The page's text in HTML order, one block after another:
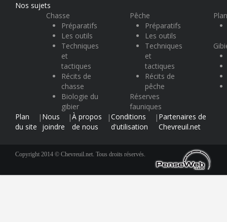
Nos sujets
Chasse
Préparatifs
Les outils
Techniques
et
tactiques
Récits de
chasse
Biologie du
gibier
Pêche
Préparatifs
Les outils
Techniques
et
tactiques
Récits de
pêche
Réserves
fauniques
Plan
du site
| Nous
joindre
|À propos
de nous
|Conditions
d'utilisation
| Partenaires de
Chevreuil.net
Copyright 2014 © Chevreuil.net. Tous droits réservés.